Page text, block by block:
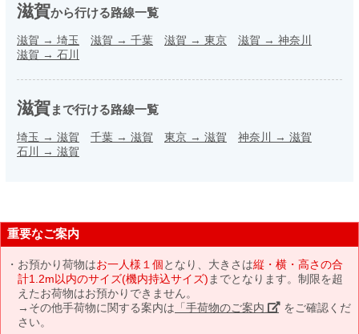
滋賀から行ける路線一覧
滋賀 → 埼玉 滋賀 → 千葉 滋賀 → 東京 滋賀 → 神奈川
滋賀 → 石川
滋賀まで行ける路線一覧
埼玉 → 滋賀 千葉 → 滋賀 東京 → 滋賀 神奈川 → 滋賀
石川 → 滋賀
重要なご案内
お預かり荷物はお一人様１個となり、大きさは縦・横・高さの合
計1.2m以内のサイズ(機内持込サイズ) までとなります。制限を超
えたお荷物はお預かりできません。
→その他手荷物に関する案内は 「手荷物のご案内」 をご確認くだ
さい。